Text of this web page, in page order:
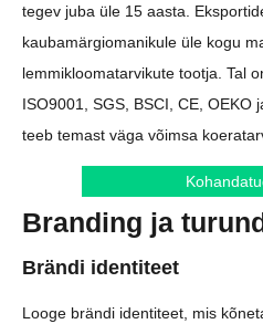
tegev juba üle 15 aasta.
kaubamärgiomanikule üle kogu
lemmikloomatarvikute tootja. Tal
ISO9001, SGS, BSCI, CE, OEKO
teeb temast väga võimsa
Branding ja
Brändi identiteet
Looge brändi identiteet, mis